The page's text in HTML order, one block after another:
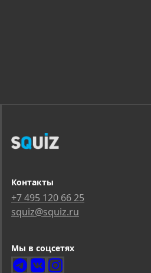
Контакты
+7 495 120 66 25
squiz@squiz.ru
Мы в соцсетях